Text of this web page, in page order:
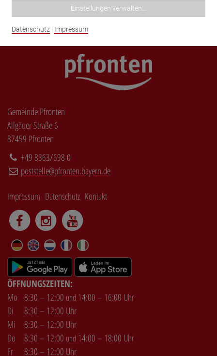
Gemeinde Pfronten
Allgäuer Straße 6
87459 Pfronten
+49 8363/698 0
poststelle@pfronten.bayern.de
Impressum Datenschutz Kontakt
DE EN NL FR IT
ÖFFNUNGSZEITEN:
Mo 8:30 – 12:00 und 14:00 – 16:00 Uhr
Di
8:30 – 12:00 Uhr
Mi
8:30 – 12:00 Uhr
Do
8:30 – 12:00 und 14:00 – 18:00 Uhr
Fr
8:30 – 12:00 Uhr
Einstellungen verwalten...
Datenschutz | Impressum